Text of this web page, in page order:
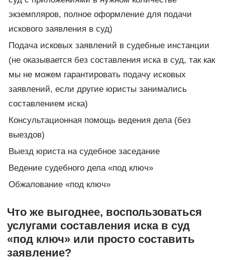
экземпляров, полное оформление для подачи
искового заявления в суд)
Подача исковых заявлений в судебные инстанции
(не оказывается без составления иска в суд, так как
мы не можем гарантировать подачу исковых
заявлений, если другие юристы занимались
составлением иска)
Консультационная помощь ведения дела (без
выездов)
Выезд юриста на судебное заседание
Ведение судебного дела «под ключ»
Обжалование «под ключ»
Что же выгоднее, воспользоваться
услугами составления иска в суд
«под ключ» или просто составить
заявление?